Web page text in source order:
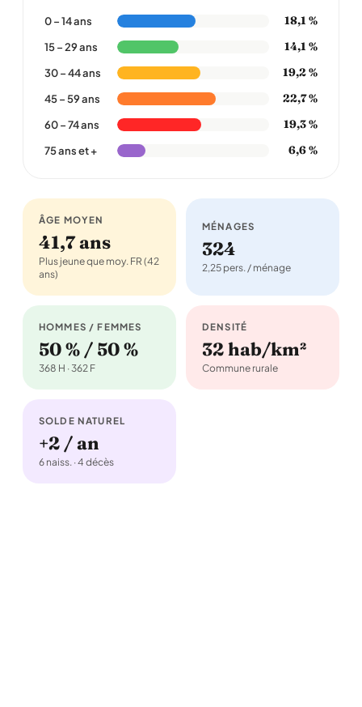
0 – 14 ans 18,1 %
15 – 29 ans 14,1 %
30 – 44 ans 19,2 %
45 – 59 ans 22,7 %
60 – 74 ans 19,3 %
75 ans et + 6,6 %
ÂGE MOYEN
41,7 ans
Plus jeune que moy. FR (42
ans)
MÉNAGES
324
2,25 pers. / ménage
HOMMES / FEMMES
50 % / 50 %
368 H · 362 F
DENSITÉ
32 hab/km²
Commune rurale
SOLDE NATUREL
+2 / an
6 naiss. · 4 décès